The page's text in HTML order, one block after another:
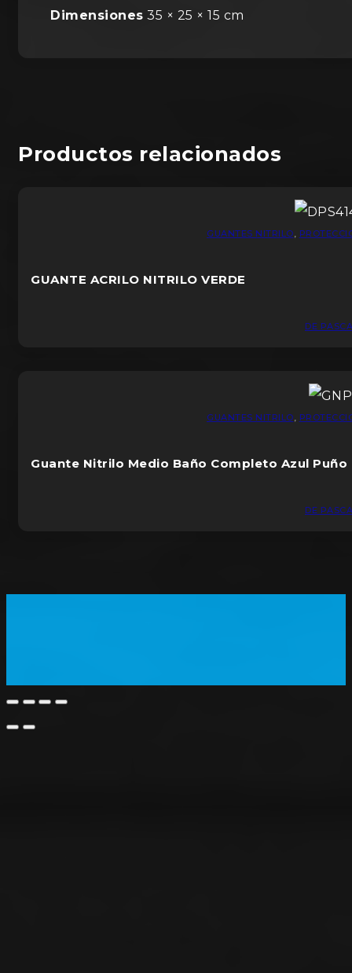
Dimensiones 35 × 25 × 15 cm
Productos relacionados
GUANTES NITRILO,
GUANTE ACRILO NITRILO VERDE
DE
GUANTES NITRILO,
Guante Nitrilo Medio Baño Completo Azul Puño
DE